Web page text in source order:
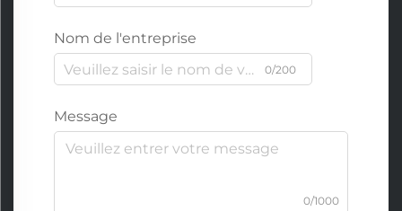
Nom de l'entreprise
0/200
Message
0/1000